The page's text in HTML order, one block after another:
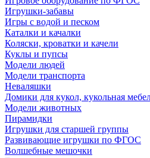
Игрушки-забавы
Игры с водой и песком
Каталки и качалки
Коляски, кроватки и качели
Куклы и пупсы
Модели людей
Модели транспорта
Неваляшки
Домики для кукол, кукольная
Модели животных
Пирамидки
Игрушки для старшей группы
Развивающие игрушки по ФГОС
Волшебные мешочки